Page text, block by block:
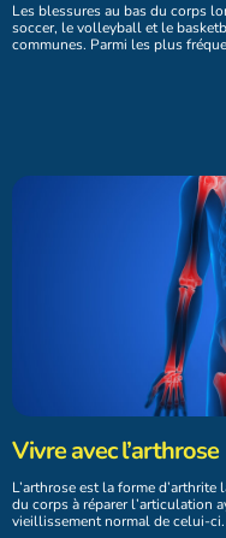
Les blessures au bas du corps
soccer, le volleyball et le
communes. Parmi les plus
Vivre avec l’arthrose
L’arthrose est la forme
du corps à réparer l’articulation
vieillissement normal de celui-ci.